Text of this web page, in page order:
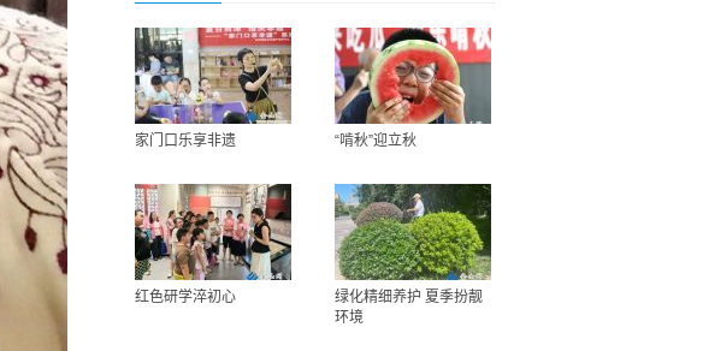
家门口乐享非遗 “啃秋”迎立秋
红色研学淬初心
绿化精细养护 夏季扮靓
环境